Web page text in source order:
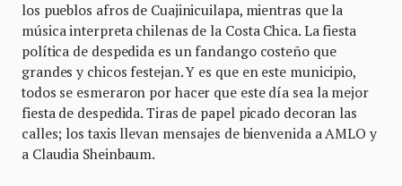
los pueblos afros de Cuajinicuilapa, mientras que la
música interpreta chilenas de la Costa Chica. La fiesta
política de despedida es un fandango costeño que
grandes y chicos festejan. Y es que en este municipio,
todos se esmeraron por hacer que este día sea la mejor
fiesta de despedida. Tiras de papel picado decoran las
calles; los taxis llevan mensajes de bienvenida a AMLO y
a Claudia Sheinbaum.